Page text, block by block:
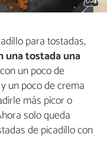
para tostadas,
una tostada una
un poco de
un poco de crema
más picor o
solo queda
de picadillo con